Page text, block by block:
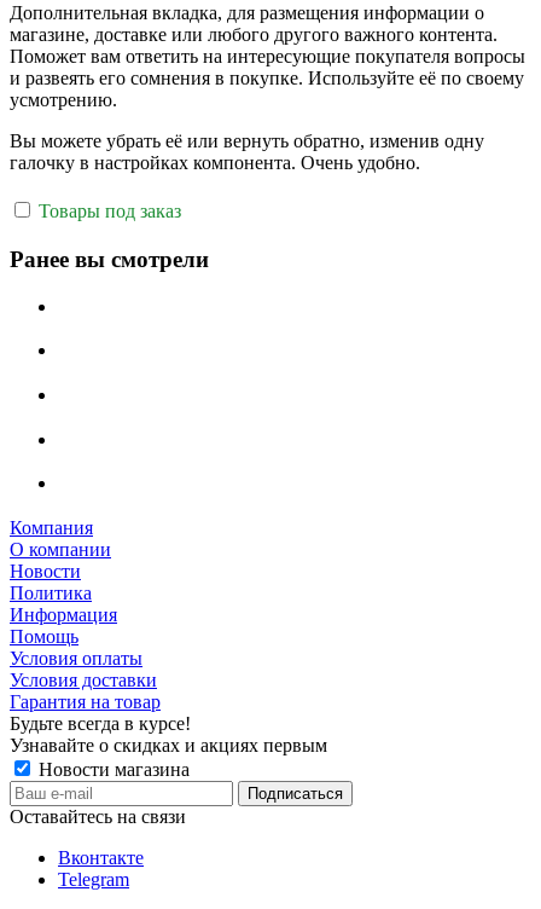
Дополнительная вкладка, для размещения информации о
магазине, доставке или любого другого важного контента.
Поможет вам ответить на интересующие покупателя вопросы
и развеять его сомнения в покупке. Используйте её по своему
усмотрению.
Вы можете убрать её или вернуть обратно, изменив одну
галочку в настройках компонента. Очень удобно.
Товары под заказ
Ранее вы смотрели
Компания
О компании
Новости
Политика
Информация
Помощь
Условия оплаты
Условия доставки
Гарантия на товар
Будьте всегда в курсе!
Узнавайте о скидках и акциях первым
Новости магазина
Оставайтесь на связи
Вконтакте
Telegram